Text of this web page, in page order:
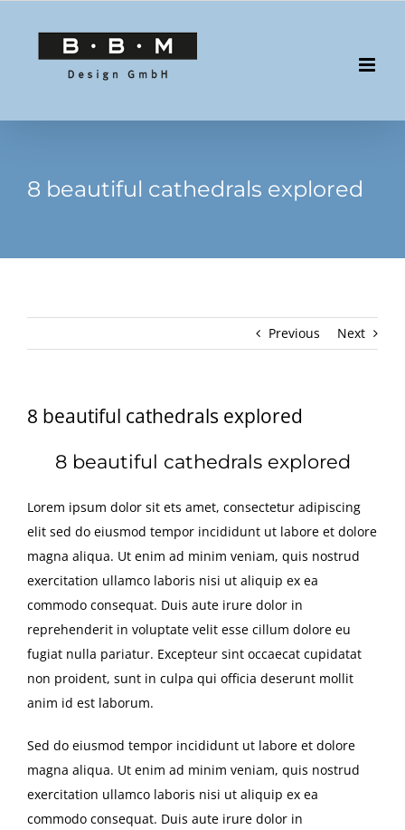
content
8 beautiful cathedrals explored
Previous Next
8 beautiful cathedrals explored
8 beautiful cathedrals explored
Lorem ipsum dolor sit ets amet, consectetur adipiscing
elit sed do eiusmod tempor incididunt ut labore et dolore
magna aliqua. Ut enim ad minim veniam, quis nostrud
exercitation ullamco laboris nisi ut aliquip ex ea
commodo consequat. Duis aute irure dolor in
reprehenderit in voluptate velit esse cillum dolore eu
fugiat nulla pariatur. Excepteur sint occaecat cupidatat
non proident, sunt in culpa qui officia deserunt mollit
anim id est laborum.
Sed do eiusmod tempor incididunt ut labore et dolore
magna aliqua. Ut enim ad minim veniam, quis nostrud
exercitation ullamco laboris nisi ut aliquip ex ea
commodo consequat. Duis aute irure dolor in